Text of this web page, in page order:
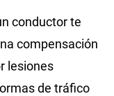
conductor te
compensación
lesiones
de tráfico